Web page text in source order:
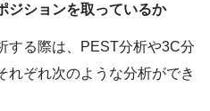
ジションを取っているか
する際は、PEST分析や3C分
れぞれ次のような分析ができ